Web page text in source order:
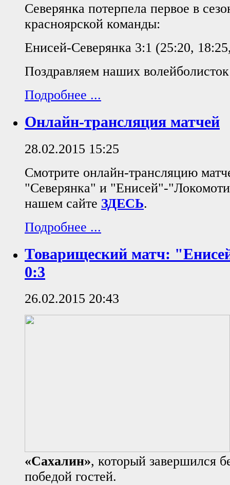
Северянка потерпела первое в
красноярской команды:
Енисей-Северянка 3:1 (25:20,
Поздравляем наших
Подробнее ...
Онлайн-трансляция матчей
28.02.2015 15:25
Смотрите онлайн-трансляцию
"Северянка" и "Енисей"-
нашем сайте ЗДЕСЬ.
Подробнее ...
Товарищеский матч:
0:3
26.02.2015 20:43
«Сахалин», который завершился
победой гостей.